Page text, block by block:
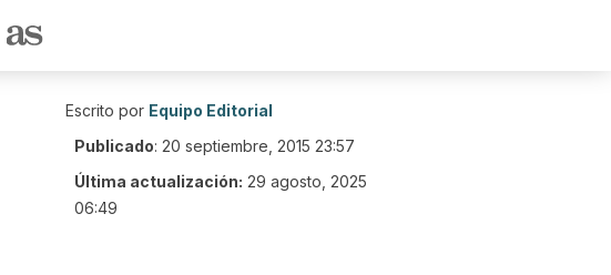
Escrito por Equipo Editorial
Publicado: 20 septiembre, 2015 23:57
Última actualización: 29 agosto, 2025
06:49